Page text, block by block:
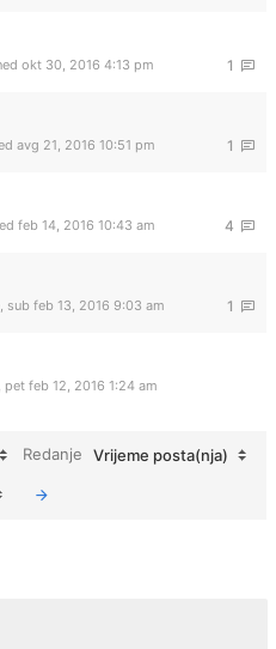
1
okt 30, 2016 4:13 pm
1
avg 21, 2016 10:51 pm
4
feb 14, 2016 10:43 am
1
, sub feb 13, 2016 9:03 am
pet feb 12, 2016 1:24 am
Redanje Vrijeme posta(nja)